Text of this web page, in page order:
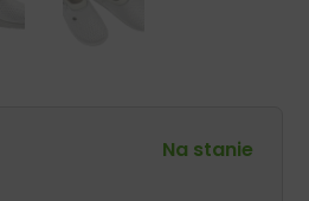
Na stanie